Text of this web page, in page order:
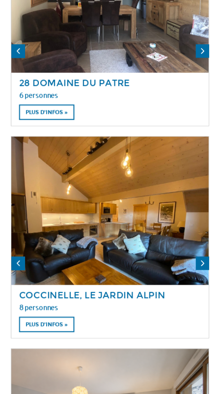
28 DOMAINE DU PATRE
6 personnes
PLUS D'INFOS »
COCCINELLE, LE JARDIN ALPIN
8 personnes
PLUS D'INFOS »